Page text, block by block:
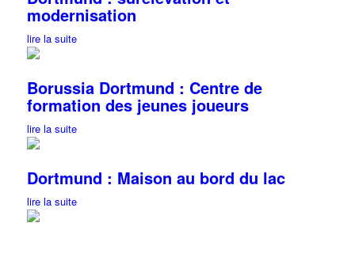
modernisation
lire la suite
Borussia Dortmund : Centre de
formation des jeunes joueurs
lire la suite
Dortmund : Maison au bord du lac
lire la suite